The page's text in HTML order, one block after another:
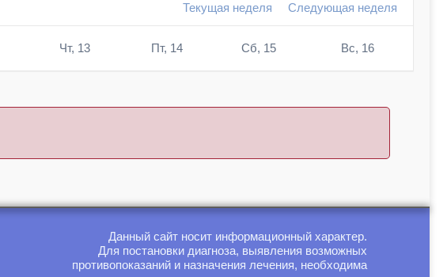
Следующая неделя
Текущая неделя
Чт, 13 Пт, 14 Сб, 15 Вс, 16
Данный сайт носит информационный характер.
Для постановки диагноза, выявления возможных
противопоказаний и назначения лечения, необходима